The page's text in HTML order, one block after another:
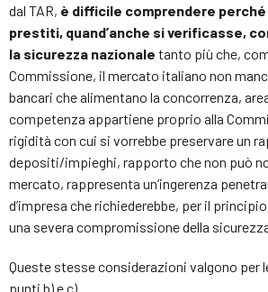
dal TAR, è difficile comprendere
prestiti, quand’anche si verificasse,
la sicurezza nazionale tanto più che,
Commissione, il mercato italiano non
bancari che alimentano la concorrenza,
competenza appartiene proprio alla
rigidità con cui si vorrebbe preservare un
depositi/impieghi, rapporto che non può
mercato, rappresenta un’ingerenza
d’impresa che richiederebbe, per il
una severa compromissione della
Queste stesse considerazioni valgono per
punti b) e c).